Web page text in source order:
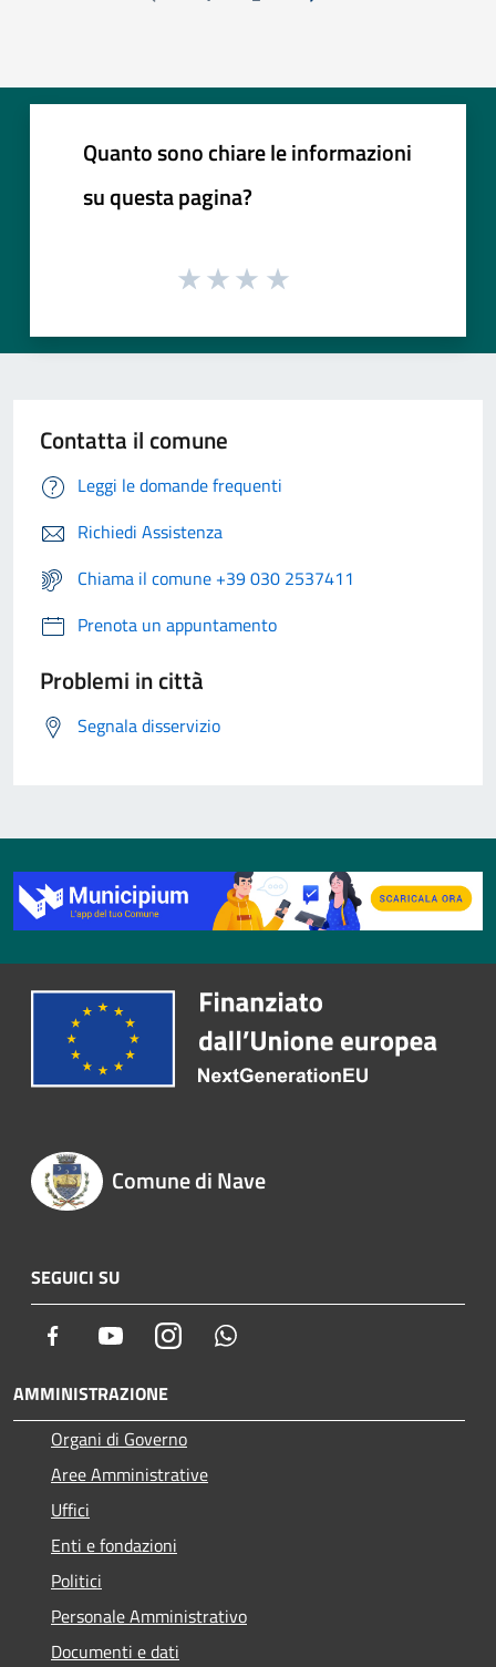
Pagina precedente Successiva »
Quanto sono chiare le informazioni
su questa pagina?
Contatta il comune
Leggi le domande frequenti
Richiedi Assistenza
Chiama il comune +39 030 2537411
Prenota un appuntamento
Problemi in città
Segnala disservizio
Comune di Nave
SEGUICI SU
Facebook YoutubeInstagram
AMMINISTRAZIONE
Organi di Governo
Aree Amministrative
Uffici
Enti e fondazioni
Politici
Personale Amministrativo
Documenti e dati